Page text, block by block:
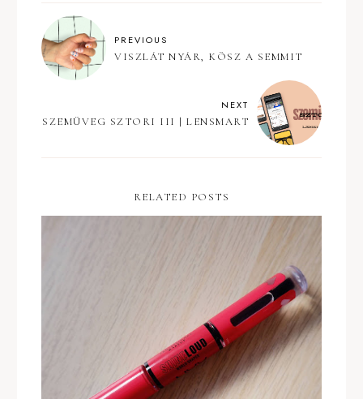
PREVIOUS
VISZLÁT NYÁR, KÖSZ A SEMMIT
NEXT
SZEMÜVEG SZTORI III | LENSMART
RELATED POSTS